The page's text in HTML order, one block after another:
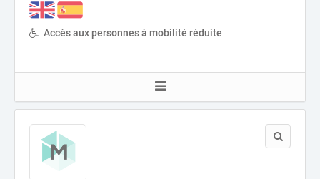
Accès aux personnes à mobilité réduite